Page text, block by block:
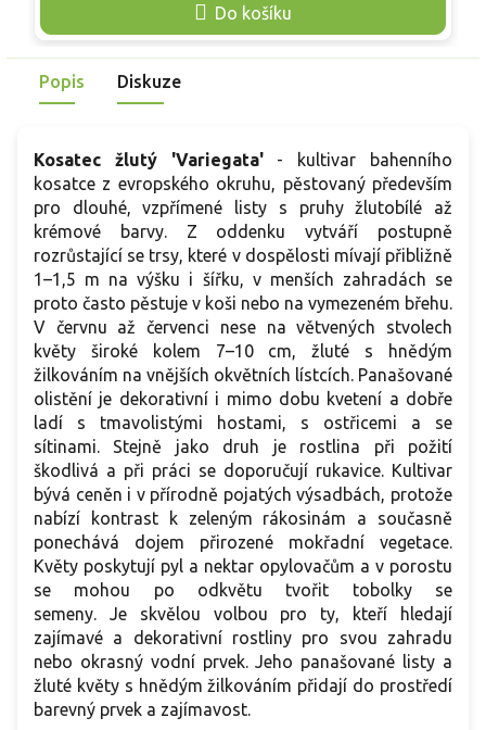
Do košíku
fialové tyčinky, v kombinaci s robustním vzpřímeným
něj činí ideální vertikální dominantu pro okraje zahradních
jezírek, potoků i trvale zamokřených zón. Rostlina v
Popis Diskuze
Kosatec žlutý 'Variegata'- kultivar bahenního
kosatce z evropského okruhu, pěstovaný především
pro dlouhé, vzpřímené listy s pruhy žlutobílé až
krémové barvy. Z oddenku vytváří postupně
rozrůstající se trsy, které v dospělosti mívají přibližně
1–1,5 m na výšku i šířku, v menších zahradách se
proto často pěstuje v koši nebo na vymezeném břehu.
V červnu až červenci nese na větvených stvolech
květy široké kolem 7–10 cm, žluté s hnědým
žilkováním na vnějších okvětních lístcích. Panašované
olistění je dekorativní i mimo dobu kvetení a dobře
ladí s tmavolistými hostami, s ostřicemi a se
sítinami. Stejně jako druh je rostlina při požití
škodlivá a při práci se doporučují rukavice. Kultivar
bývá ceněn i v přírodně pojatých výsadbách, protože
nabízí kontrast k zeleným rákosinám a současně
ponechává dojem přirozené mokřadní vegetace.
Květy poskytují pyl a nektar opylovačům a v porostu
se mohou po odkvětu tvořit tobolky se
semeny. Je skvělou volbou pro ty, kteří hledají
zajímavé a dekorativní rostliny pro svou zahradu
nebo okrasný vodní prvek. Jeho panašované listy a
žluté květy s hnědým žilkováním přidají do prostředí
barevný prvek a zajímavost.